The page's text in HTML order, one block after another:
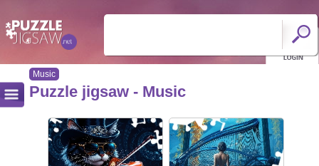
Music
Puzzle jigsaw - Music